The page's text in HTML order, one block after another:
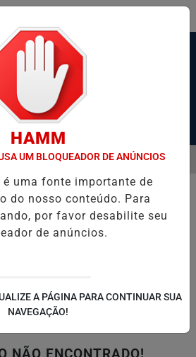
HOMEM É SEQUESTRADO E
MENU
HAMM
UM BLOQUEADOR DE ANÚNCIOS
uma fonte importante de
do nosso conteúdo. Para
por favor desabilite seu
de anúncios.
A PÁGINA PARA CONTINUAR SUA
NAVEGAÇÃO!